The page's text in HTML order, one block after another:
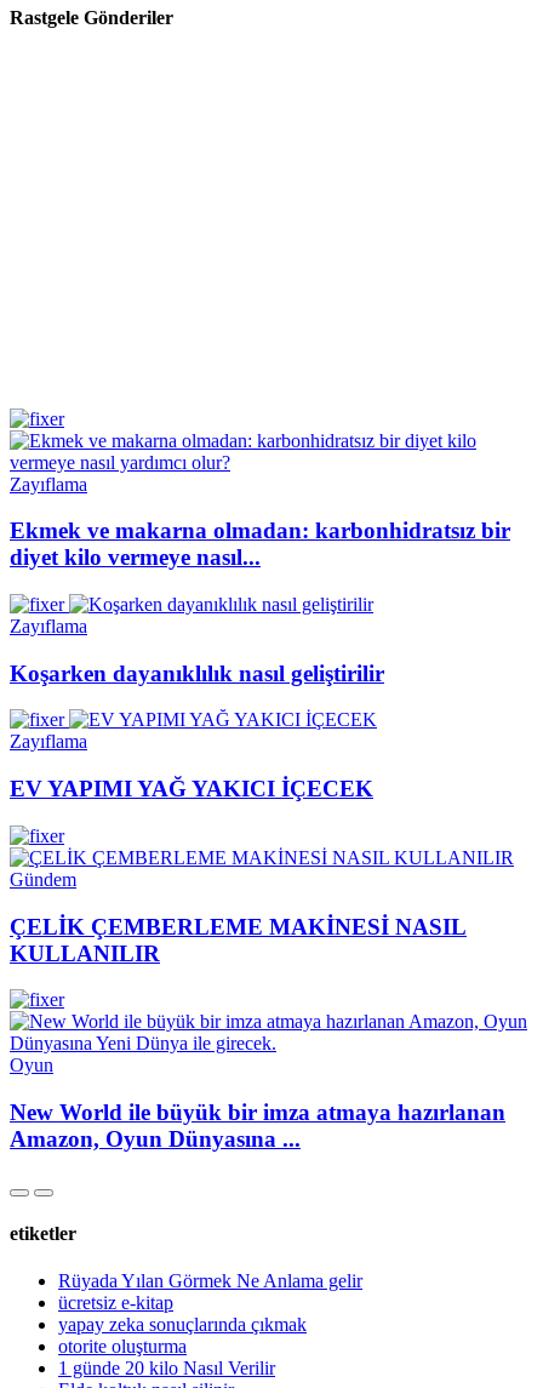
Rastgele Gönderiler
Zayıflama
Ekmek ve makarna olmadan: karbonhidratsız bir
diyet kilo vermeye nasıl...
Zayıflama
Koşarken dayanıklılık nasıl geliştirilir
Zayıflama
EV YAPIMI YAĞ YAKICI İÇECEK
Gündem
ÇELİK ÇEMBERLEME MAKİNESİ NASIL
KULLANILIR
Oyun
New World ile büyük bir imza atmaya hazırlanan
Amazon, Oyun Dünyasına ...
etiketler
Rüyada Yılan Görmek Ne Anlama gelir
ücretsiz e-kitap
yapay zeka sonuçlarında çıkmak
otorite oluşturma
1 günde 20 kilo Nasıl Verilir